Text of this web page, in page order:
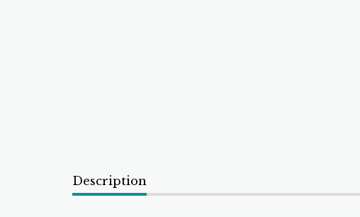
Description